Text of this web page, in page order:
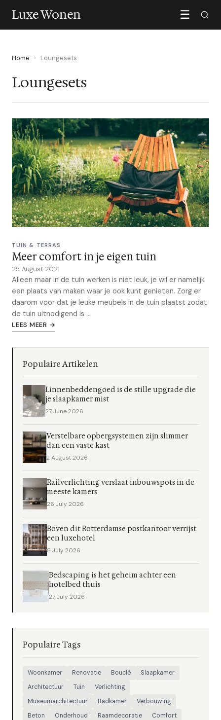
Luxe Wonen ☰
Home › Loungesets
Loungesets
TUIN & TERRAS
Meer comfort in je eigen tuin
25 August 2021
Alleen maar in de tuin werken is niet leuk, je wil er namelijk
een plaats van maken waar je ook kunt genieten. Zorg er
daarom voor dat je leuke meubels in de tuin plaatst zodat
de tuin uitnodigend is ...
LEES MEER →
Populaire Artikelen
Linnenbeddengoed is de stille upgrade die
je slaapkamer mist
27 June 2026
Verstelbare opbergsystemen zijn slimmer
dan een vaste kast
2 August 2026
Railverlichting verslaat inbouwspots in de
meeste kamers
26 July 2026
Boven dit Rotterdamse postkantoor verrijst
een luxehotel
8 July 2026
Bedscaping is het geheim achter een
hotelbed thuis
27 July 2026
Populaire Tags
Woonkamer Renovatie Bouclé
Slaapkamer
Architectuur
Tuin
Verlichting
Museumarchitectuur
Badkamer
Verbouwing
Beton
Onderhoud Raamdecoratie
Comfort